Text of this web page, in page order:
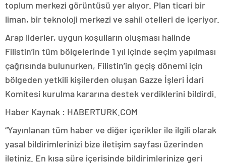
toplum merkezi görüntüsü yer alıyor. Plan ticari bir
liman, bir teknoloji merkezi ve sahil otelleri de içeriyor.
Arap liderler, uygun koşulların oluşması halinde
Filistin’in tüm bölgelerinde 1 yıl içinde seçim yapılması
çağrısında bulunurken, Filistin’in geçiş dönemi için
bölgeden yetkili kişilerden oluşan Gazze İşleri İdari
Komitesi kurulma kararına destek verdiklerini bildirdi.
Haber Kaynak : HABERTURK.COM
“Yayınlanan tüm haber ve diğer içerikler ile ilgili olarak
yasal bildirimlerinizi bize iletişim sayfası üzerinden
iletiniz. En kısa süre içerisinde bildirimlerinize geri